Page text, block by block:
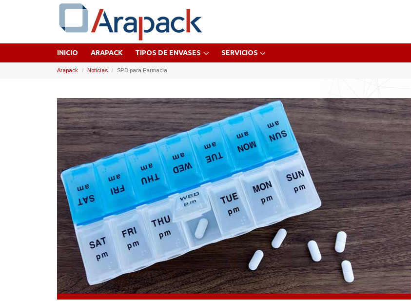
INICIO ARAPACK TIPOS DE ENVASES SERVICIOS
Arapack Noticias SPD para Farmacia